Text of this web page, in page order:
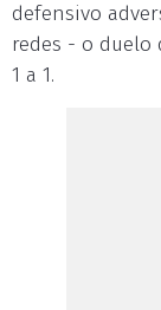
defensivo
redes - o duelo
1 a 1.